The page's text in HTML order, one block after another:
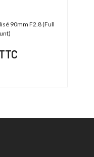
90mm F2.8 (Full